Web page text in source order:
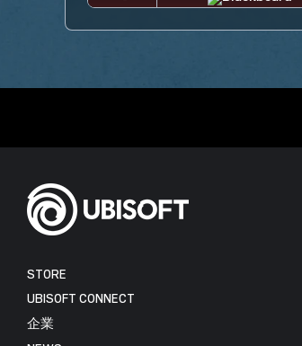
STORE
UBISOFT CONNECT
企業